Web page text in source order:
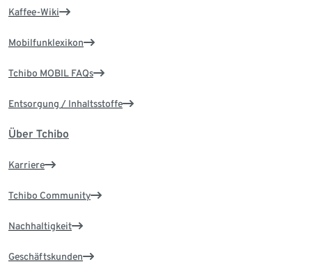
Kaffee-Wiki
Mobilfunklexikon
Tchibo MOBIL FAQs
Entsorgung / Inhaltsstoffe
Über Tchibo
Karriere
Tchibo Community
Nachhaltigkeit
Geschäftskunden